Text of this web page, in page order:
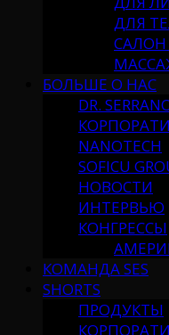
ДЛЯ
САЛОН
БОЛЬШЕ О НАС
DR.
NANOTECH
SOFICU
НОВОСТИ
ИНТЕРВЬЮ
КОНГРЕССЫ
КОМАНДА SES
SHORTS
ПРОДУКТЫ